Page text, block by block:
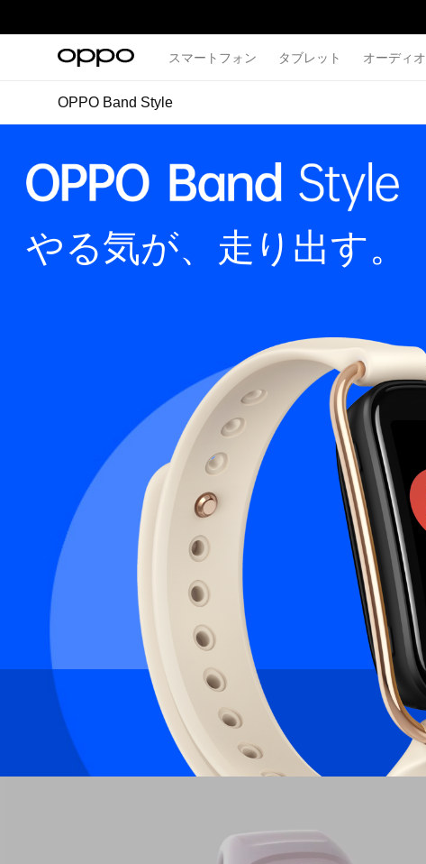
スマートフォン タブレット オーディオ
OPPO Band Style
やる気が、走り出す。